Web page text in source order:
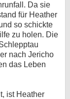
Da sie
für Heather
so schickte
zu holen. Die
nach Jericho
das Leben
ist Heather